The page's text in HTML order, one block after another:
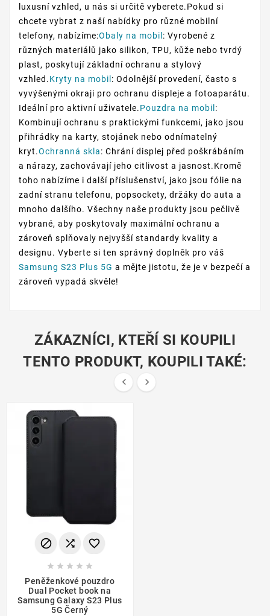
luxusní vzhled, u nás si určitě vyberete.Pokud si
chcete vybrat z naší nabídky pro různé mobilní
telefony, nabízíme:Obaly na mobil : Vyrobené z
různých materiálů jako silikon, TPU, kůže nebo tvrdý
plast, poskytují základní ochranu a stylový
vzhled.Kryty na mobil : Odolnější provedení, často s
vyvýšenými okraji pro ochranu displeje a fotoaparátu.
Ideální pro aktivní uživatele.Pouzdra na mobil :
Kombinují ochranu s praktickými funkcemi, jako jsou
přihrádky na karty, stojánek nebo odnímatelný
kryt.Ochranná skla: Chrání displej před poškrábáním
a nárazy, zachovávají jeho citlivost a jasnost.Kromě
toho nabízíme i další příslušenství, jako jsou fólie na
zadní stranu telefonu, popsockety, držáky do auta a
mnoho dalšího. Všechny naše produkty jsou pečlivě
vybrané, aby poskytovaly maximální ochranu a
zároveň splňovaly nejvyšší standardy kvality a
designu. Vyberte si ten správný doplněk pro váš
Samsung S23 Plus 5G a mějte jistotu, že je v bezpečí a
zároveň vypadá skvěle!
ZÁKAZNÍCI, KTEŘÍ SI KOUPILI
TENTO PRODUKT, KOUPILI TAKÉ:
 
  
    
Peněženkové pouzdro
Dual Pocket book na
Samsung Galaxy S23 Plus
5G Černý